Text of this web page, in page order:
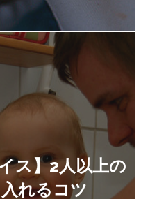
ス】2人以上の
れるコツ